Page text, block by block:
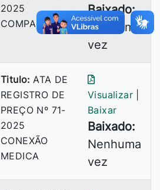
2025
COMPANY
Baixado:
Nenhuma
vez
Titulo: ATA DE
REGISTRO DE
PREÇO Nº 71-
2025
CONEXÃO
MEDICA
Visualizar
Baixar
Baixado:
Nenhuma
vez